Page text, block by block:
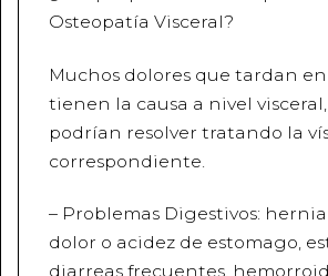
Osteopatía Visceral?
Muchos dolores que tardan
tienen la causa a nivel
podrían resolver tratando la
correspondiente.
– Problemas Digestivos:
dolor o acidez de estomago,
diarreas frecuentes,